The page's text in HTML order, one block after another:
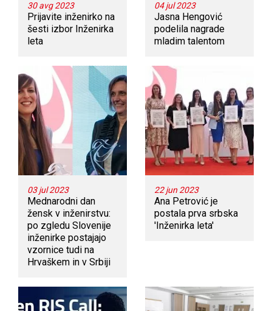
30 avg 2023
Prijavite inženirko na
šesti izbor Inženirka
leta
04 jul 2023
Jasna Hengović
podelila nagrade
mladim talentom
03 jul 2023
Mednarodni dan
žensk v inženirstvu:
po zgledu Slovenije
inženirke postajajo
vzornice tudi na
Hrvaškem in v Srbiji
22 jun 2023
Ana Petrović je
postala prva srbska
'Inženirka leta'